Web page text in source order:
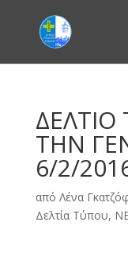
ΔΕΛΤΙΟ
ΤΗΝ
6/2/
από Λένα
Δελτία Τύπου,